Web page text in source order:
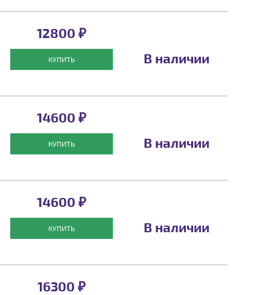
12800 ₽
КУПИТЬ В наличии
14600 ₽
КУПИТЬ В наличии
14600 ₽
КУПИТЬ В наличии
16300 ₽